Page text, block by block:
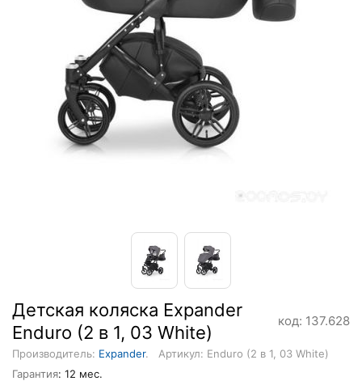
Детская коляска Expander
Enduro (2 в 1, 03 White)
код: 137.628
Производитель: Expander.
Артикул: Enduro (2 в 1, 03 White)
Гарантия: 12 мес.